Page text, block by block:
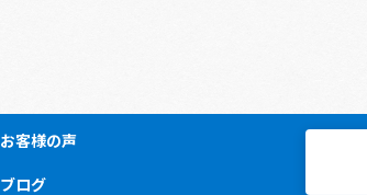
お客様の声
ブログ